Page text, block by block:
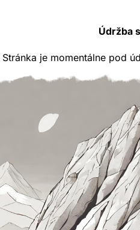
Údržba
Stránka je momentálne pod